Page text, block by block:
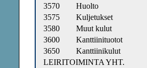
3570
Huolto
3575
Kuljetukset
3580
Muut kulut
3600
Kanttiinituotot
3650
Kanttiinikulut
LEIRITOIMINTA YHT.